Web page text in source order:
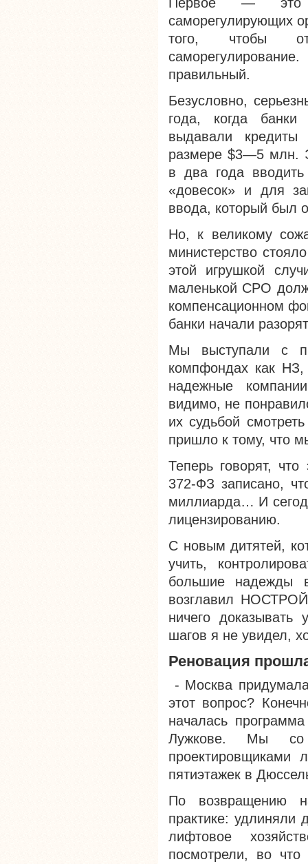
саморегулирующих
того, чтобы
правильный.
Безусловно,
года, когда
выдавали
размере $3—5 млн.
в два года
«довесок» и для
ввода, который был
Но, к великому
министерство
этой игрушкой
маленькой СРО
компенсационном
банки начали
Мы выступали с
компфондах как НЗ,
надежные
видимо, не
их судьбой
пришло к тому, что
Теперь говорят,
372-ФЗ записано,
миллиарда… И
лицензированию.
С новым дитятей,
учить,
большие надежды
возглавил
ничего
шагов я не увидел,
Реновация
- Москва
этот вопрос?
началась
Лужкове. Мы со
проектировщиками
пятиэтажек в
По возвращению
практике:
лифтовое
посмотрели, во